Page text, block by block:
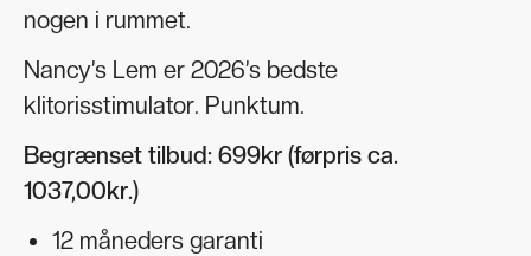
nogen i rummet.
Nancy’s Lem er 2026’s bedste
klitorisstimulator. Punktum.
Begrænset tilbud: 699kr (førpris ca.
1037,00kr.)
12 måneders garanti